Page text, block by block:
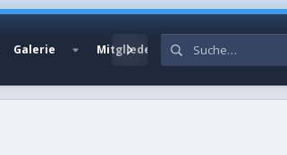
Galerie Mitglieder